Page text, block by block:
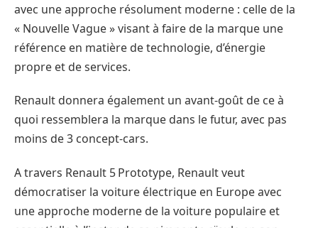
avec une approche résolument moderne : celle de la
« Nouvelle Vague » visant à faire de la marque une
référence en matière de technologie, d’énergie
propre et de services.
Renault donnera également un avant-goût de ce à
quoi ressemblera la marque dans le futur, avec pas
moins de 3 concept-cars.
A travers Renault 5 Prototype, Renault veut
démocratiser la voiture électrique en Europe avec
une approche moderne de la voiture populaire et